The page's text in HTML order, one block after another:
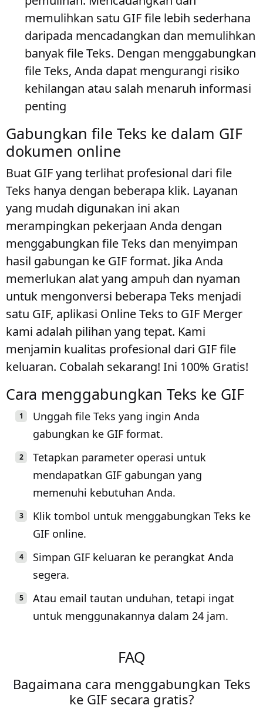
memulihkan satu GIF file lebih sederhana
daripada mencadangkan dan memulihkan
banyak file Teks. Dengan menggabungkan
file Teks, Anda dapat mengurangi risiko
kehilangan atau salah menaruh informasi
penting
Gabungkan file Teks ke dalam GIF
dokumen online
Buat GIF yang terlihat profesional dari file
Teks hanya dengan beberapa klik. Layanan
yang mudah digunakan ini akan
merampingkan pekerjaan Anda dengan
menggabungkan file Teks dan menyimpan
hasil gabungan ke GIF format. Jika Anda
memerlukan alat yang ampuh dan nyaman
untuk mengonversi beberapa Teks menjadi
satu GIF, aplikasi Online Teks to GIF Merger
kami adalah pilihan yang tepat. Kami
menjamin kualitas profesional dari GIF file
keluaran. Cobalah sekarang! Ini 100% Gratis!
Cara menggabungkan Teks ke GIF
Unggah file Teks yang ingin Anda
gabungkan ke GIF format.
Tetapkan parameter operasi untuk
mendapatkan GIF gabungan yang
memenuhi kebutuhan Anda.
Klik tombol untuk menggabungkan Teks ke
GIF online.
Simpan GIF keluaran ke perangkat Anda
segera.
Atau email tautan unduhan, tetapi ingat
untuk menggunakannya dalam 24 jam.
FAQ
Bagaimana cara menggabungkan Teks
ke GIF secara gratis?